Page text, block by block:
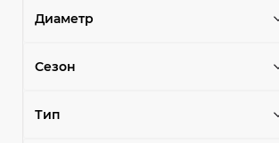
Диаметр
Сезон
Тип